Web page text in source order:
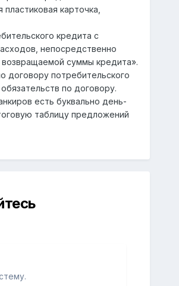
карточка,
кредита с
непосредственно
суммы кредита».
договору потребительского
по договору.
есть буквально день-
таблицу предложений